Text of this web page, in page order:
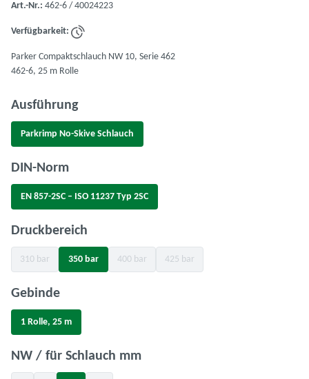
Art.-Nr.: 462-6 / 40024223
Verfügbarkeit:
Parker Compaktschlauch NW 10, Serie 462
462-6, 25 m Rolle
Ausführungauswählen
Parkrimp No-Skive Schlauch
DIN-Normauswählen
EN 857-2SC – ISO 11237 Typ 2SC
Druckbereich
310 bar(Diese Option ist zurzeit nicht verfügbar.)
350 bar 400 bar(Diese Option ist zurzeit nicht verfügbar.)
425 bar(Diese Option ist zurzeit nicht
Gebindeauswählen
1 Rolle, 25 m
NW / für Schlauch mmauswählen